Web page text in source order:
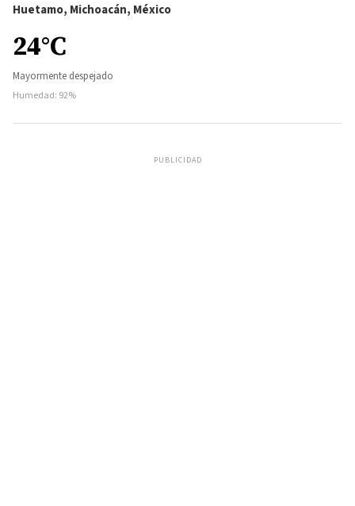
Huetamo, Michoacán, México
24°C
Mayormente despejado
Humedad: 92%
PUBLICIDAD